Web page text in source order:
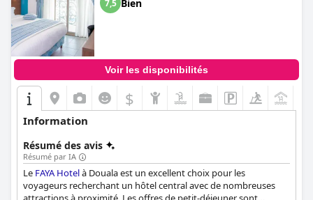
7,5 Bien
Voir les disponibilités
$
Information
Résumé des avis
Résumé par IA
Le FAYA Hotelà Douala est un excellent choix pour les
voyageurs recherchant un hôtel central avec de nombreuses